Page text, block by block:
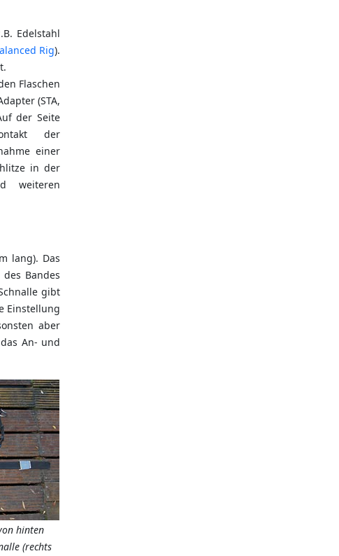
Edelstahl
Rig).
Flaschen
(STA,
der Seite
der
einer
in der
weiteren
lang). Das
Bandes
gibt
Einstellung
aber
An- und
hinten
(rechts